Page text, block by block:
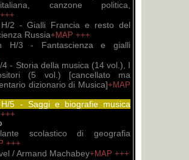
canzone politica,
+++
2 - Gialli Francia e resto del
Russia+MAP +++
H/3 - Fantascienza e gialli
4 - Storia della musica (14 vol.), I
(5 vol.) [cancellato ma
dizionario di Musica]+MAP
5 - Saggi e biografie musica
+++
scolastico di geografia
+++
/ Armand Machabey+MAP +++